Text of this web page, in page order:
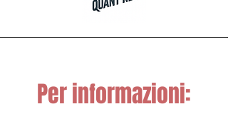
Per informazioni: